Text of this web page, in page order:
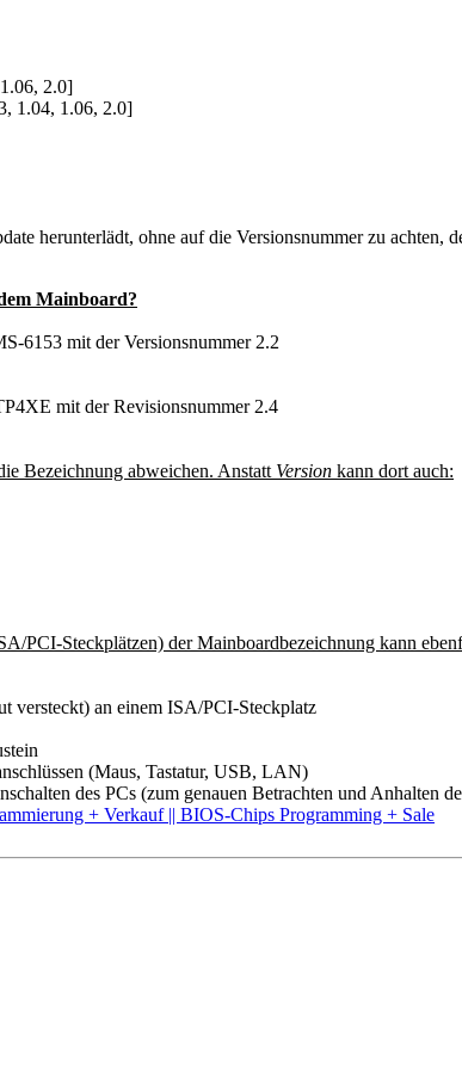
2.0]
1.04, 1.06, 2.0]
herunterlädt, ohne auf die Versionsnummer zu achten,
Mainboard?
6153 mit der Versionsnummer 2.2
mit der Revisionsnummer 2.4
Bezeichnung abweichen. Anstatt Version kann dort auch:
PCI-Steckplätzen) der Mainboardbezeichnung kann
versteckt) an einem ISA/PCI-Steckplatz
(Maus, Tastatur, USB, LAN)
des PCs (zum genauen Betrachten und Anhalten
+ Verkauf || BIOS-Chips Programming + Sale